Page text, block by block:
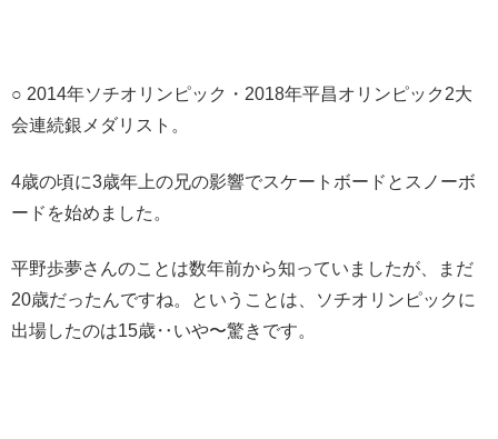
○ 2014年ソチオリンピック・2018年平昌オリンピック2大
会連続銀メダリスト。
4歳の頃に3歳年上の兄の影響でスケートボードとスノーボ
ードを始めました。
平野歩夢さんのことは数年前から知っていましたが、まだ
20歳だったんですね。ということは、ソチオリンピックに
出場したのは15歳‥いや〜驚きです。